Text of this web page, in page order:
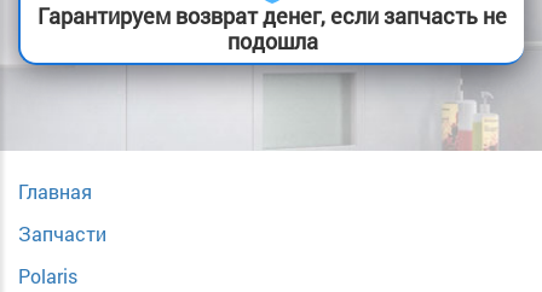
Гарантируем возврат денег, если запчасть не
подошла
Главная
Запчасти
Polaris